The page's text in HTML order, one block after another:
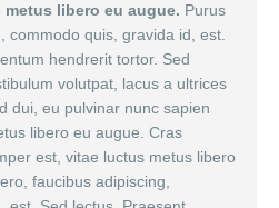
libero eu augue. Purus
commodo quis, gravida id, est.
hendrerit tortor. Sed
volutpat, lacus a ultrices
dui, eu pulvinar nunc sapien
libero eu augue. Cras
est, vitae luctus metus libero
faucibus adipiscing,